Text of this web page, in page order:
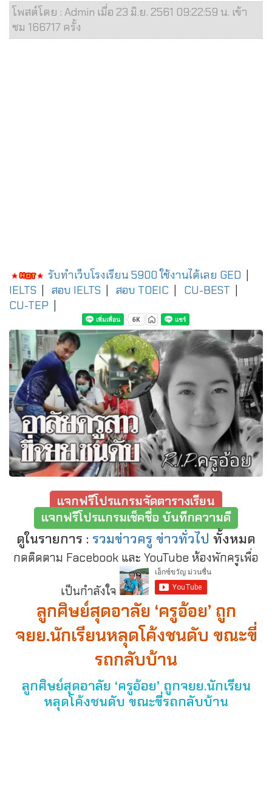
โพสต์โดย : Admin เมื่อ 23 มิ.ย. 2561 09:22:59 น. เข้า
ชม 166717 ครั้ง
รับทำเว็บโรงเรียน 5900 ใช้งานได้เลย GED
IELTS
สอบ IELTS สอบ TOEIC CU-BEST
CU-TEP
แจกฟรีโปรแกรมจัดตารางเรียน
แจกฟรีโปรแกรมเช็คชื่อ บันทึกความดี
ดูในรายการ : รวมข่าวครู ข่าวทั่วไป ทั้งหมด
กดติดตาม Facebook และ YouTube ห้องพักครูเพื่อ
เป็นกำลังใจ
ลูกศิษย์สุดอาลัย ‘ครูอ้อย’ ถูก
จยย.นักเรียนหลุดโค้งชนดับ ขณะขี่
รถกลับบ้าน
ลูกศิษย์สุดอาลัย ‘ครูอ้อย’ ถูกจยย.นักเรียน
หลุดโค้งชนดับ ขณะขี่รถกลับบ้าน